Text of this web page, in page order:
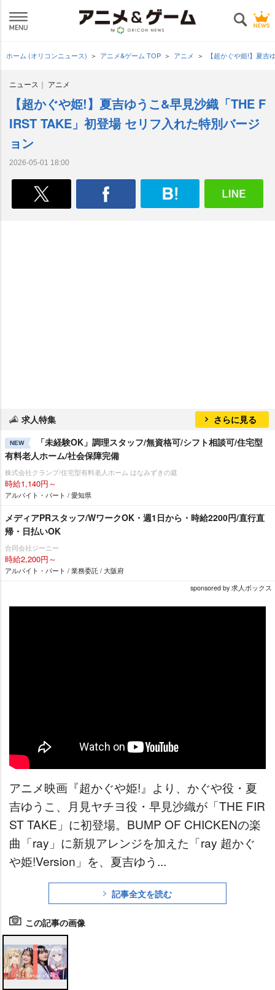
ホーム (オリコンニュース) アニメ&ゲーム TOP アニメ 【超かぐや姫!】夏
ニュース アニメ
【超かぐや姫!】夏吉ゆうこ&早見沙織「THE F
IRST TAKE」初登場 セリフ入れた特別バージ
ョン
2026-05-01 18:00
求人特集 さらに見る
NEW
「未経験OK」調理スタッフ/無資格可/シフト相談可/住宅型
有料老人ホーム/社会保障完備
株式会社クランプ/住宅型有料老人ホーム はなみずきの庭
時給1,140円～
アルバイト・パート / 愛知県
メディアPRスタッフ/WワークOK・週1日から・時給2200円/直行直
帰・日払いOK
合同会社ジーニー
時給2,200円～
アルバイト・パート / 業務委託 / 大阪府
sponsored by 求人ボックス
アニメ映画『超かぐや姫!』より、かぐや役・夏
吉ゆうこ、月見ヤチヨ役・早見沙織が「THE FIR
ST TAKE」に初登場。BUMP OF CHICKENの楽
曲「ray」に新規アレンジを加えた「ray 超かぐ
姫!Version」を、夏吉ゆう...
記事全文を読む
この記事の画像